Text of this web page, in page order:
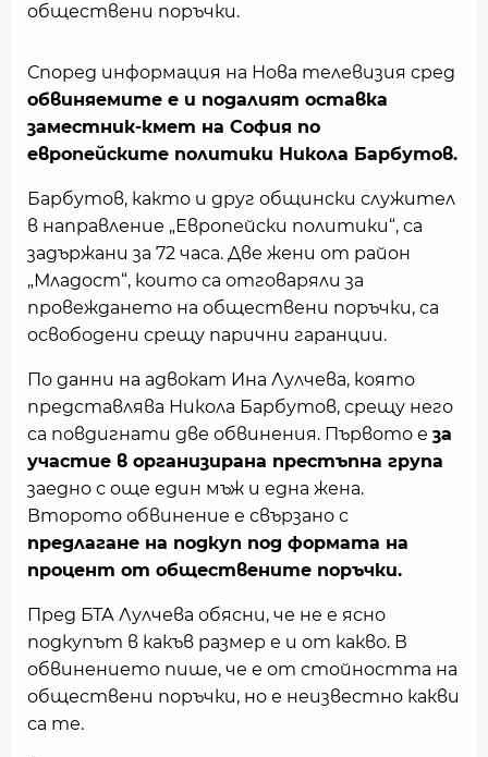
обществени поръчки.
Според информация на Нова телевизия сред
обвиняемите е и подалият оставка
заместник-кмет на София по
европейските политики Никола Барбутов.
Барбутов, както и друг общински служител
в направление „Европейски политики“, са
задържани за 72 часа. Две жени от район
„Младост“, които са отговаряли за
провеждането на обществени поръчки, са
освободени срещу парични гаранции.
По данни на адвокат Ина Лулчева, която
представлява Никола Барбутов, срещу него
са повдигнати две обвинения. Първото е за
участие в организирана престъпна група
заедно с още един мъж и една жена.
Второто обвинение е свързано с
предлагане на подкуп под формата на
процент от обществените поръчки.
Пред БТА Лулчева обясни, че не е ясно
подкупът в какъв размер е и от какво. В
обвинението пише, че е от стойността на
обществени поръчки, но е неизвестно какви
са те.